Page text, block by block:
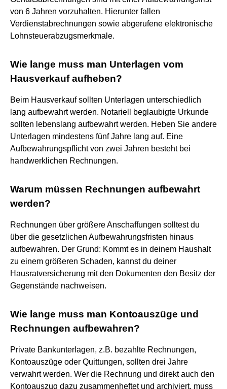
von 6 Jahren vorzuhalten. Hierunter fallen
Verdienstabrechnungen sowie abgerufene elektronische
Lohnsteuerabzugsmerkmale.
Wie lange muss man Unterlagen vom
Hausverkauf aufheben?
Beim Hausverkauf sollten Unterlagen unterschiedlich
lang aufbewahrt werden. Notariell beglaubigte Urkunde
sollten lebenslang aufbewahrt werden. Heben Sie andere
Unterlagen mindestens fünf Jahre lang auf. Eine
Aufbewahrungspflicht von zwei Jahren besteht bei
handwerklichen Rechnungen.
Warum müssen Rechnungen aufbewahrt
werden?
Rechnungen über größere Anschaffungen solltest du
über die gesetzlichen Aufbewahrungsfristen hinaus
aufbewahren. Der Grund: Kommt es in deinem Haushalt
zu einem größeren Schaden, kannst du deiner
Hausratversicherung mit den Dokumenten den Besitz der
Gegenstände nachweisen.
Wie lange muss man Kontoauszüge und
Rechnungen aufbewahren?
Private Bankunterlagen, z.B. bezahlte Rechnungen,
Kontoauszüge oder Quittungen, sollten drei Jahre
verwahrt werden. Wer die Rechnung und direkt auch den
Kontoauszug dazu zusammenheftet und archiviert, muss